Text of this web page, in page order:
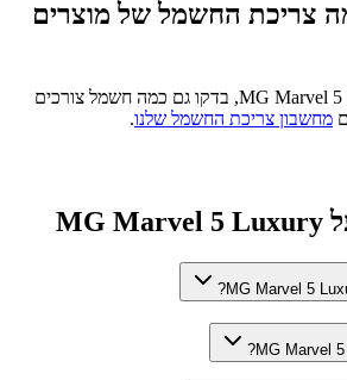
צריכת החשמל של מוצרים
MG Marvel, בדקו גם כמה חשמל צורכים
מחשבון צריכת החשמל שלנו.
MG Marvel 5 Luxury